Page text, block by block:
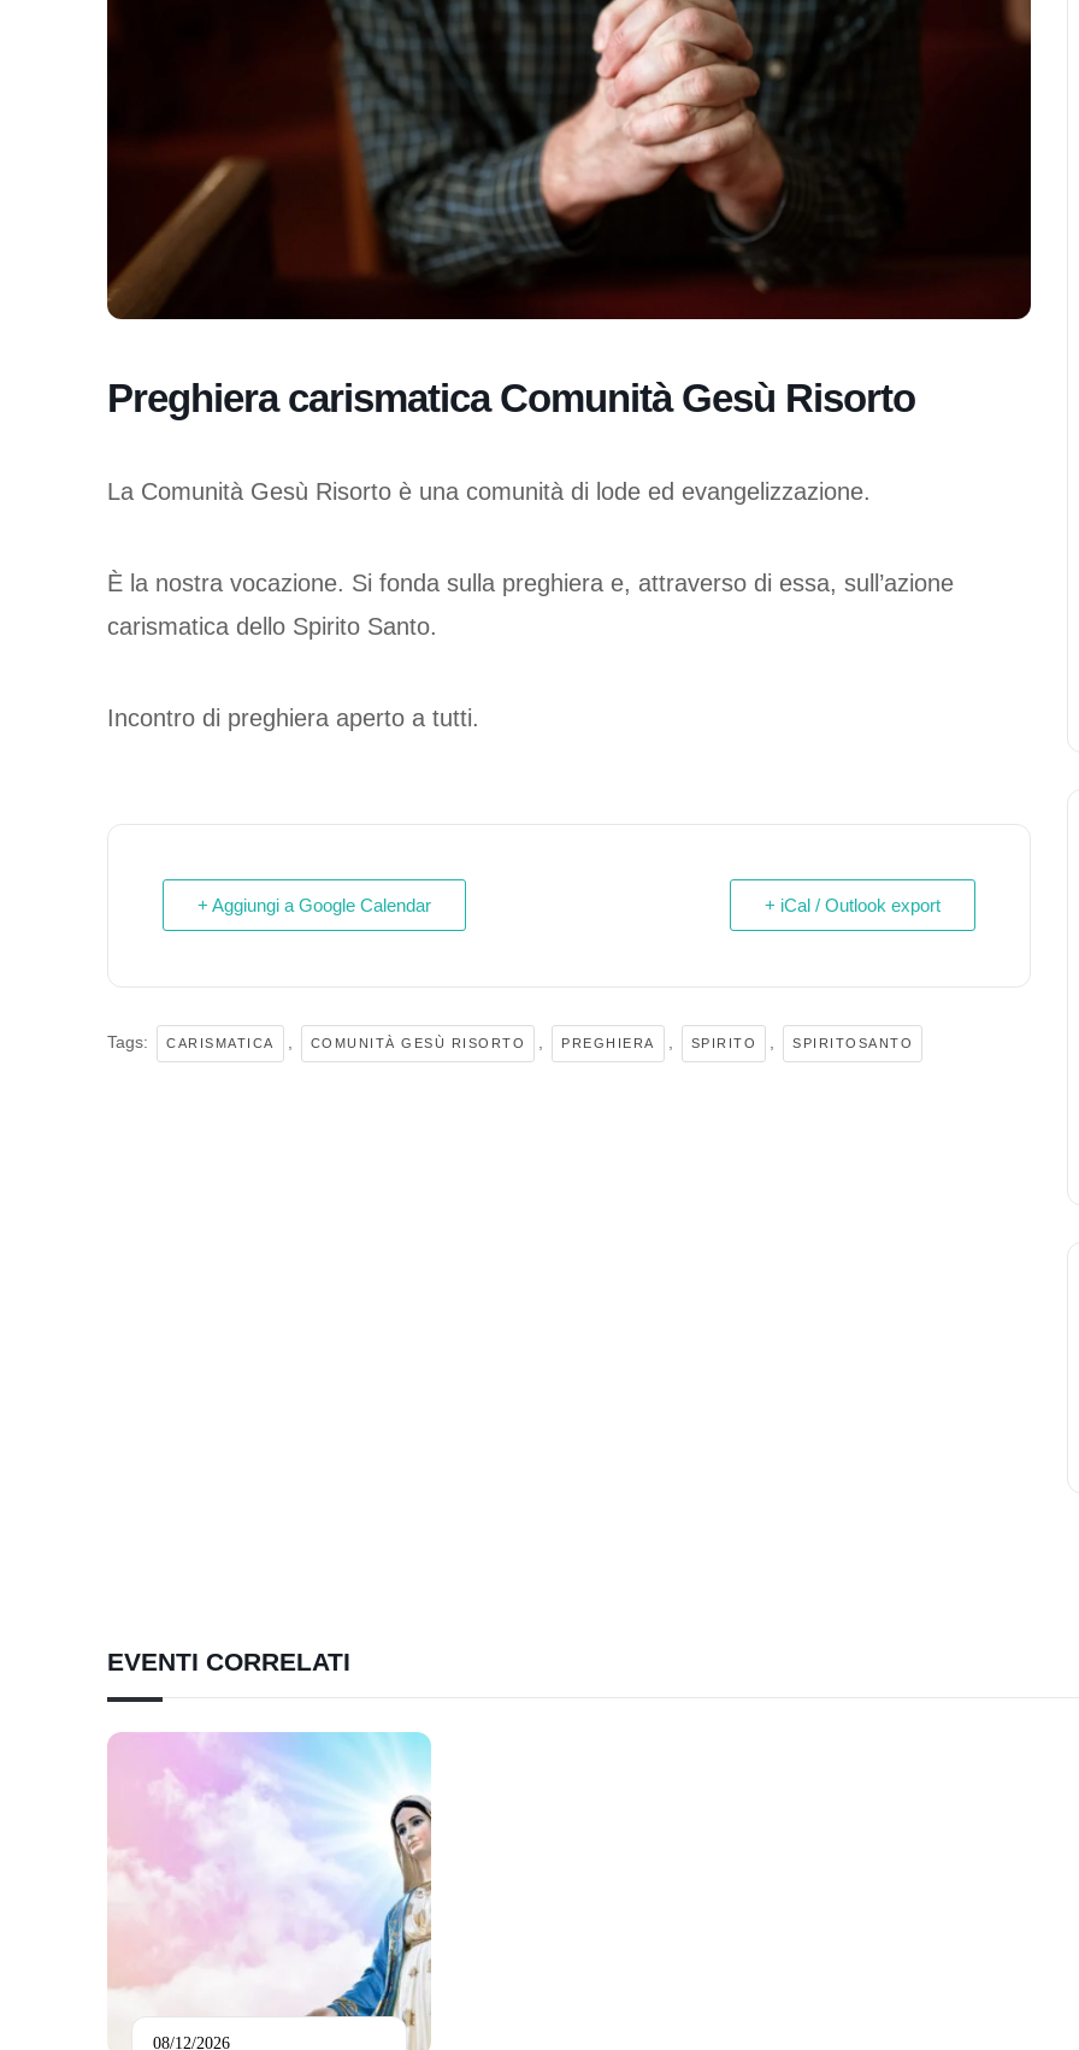
Preghiera carismatica Comunità Gesù Risorto
La Comunità Gesù Risorto è una comunità di lode ed evangelizzazione.
È la nostra vocazione. Si fonda sulla preghiera e, attraverso di essa, sull’azione
carismatica dello Spirito Santo.
Incontro di preghiera aperto a tutti.
+ Aggiungi a Google Calendar + iCal / Outlook export
Tags: CARISMATICA , COMUNITÀ GESÙ RISORTO , PREGHIERA , SPIRITO , SPIRITOSANTO
EVENTI CORRELATI
08/12/2026